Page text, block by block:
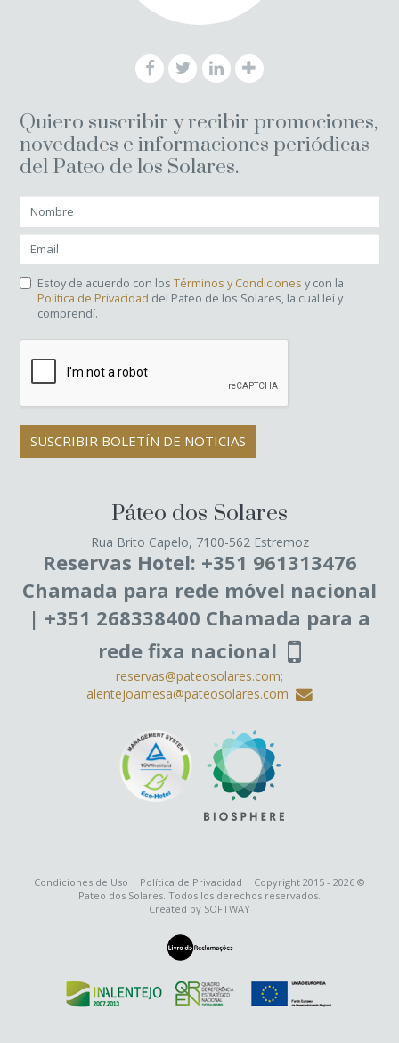
Quiero suscribir y recibir promociones,
novedades e informaciones periódicas
del Pateo de los Solares.
Estoy de acuerdo con los Términos y Condiciones y con la
Política de Privacidad del Pateo de los Solares, la cual leí y
comprendí.
SUSCRIBIR BOLETÍN DE NOTICIAS
Páteo dos Solares
Rua Brito Capelo, 7100-562 Estremoz
Reservas Hotel: +351 961313476
Chamada para rede móvel nacional
| +351 268338400 Chamada para a
rede fixa nacional
reservas@pateosolares.com;
alentejoamesa@pateosolares.com
Condiciones de Uso | Política de Privacidad | Copyright 2015 - 2026 ©
Pateo dos Solares. Todos los derechos reservados.
Created by SOFTWAY